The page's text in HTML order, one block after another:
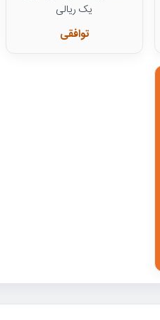
یک ریالی
توافقی